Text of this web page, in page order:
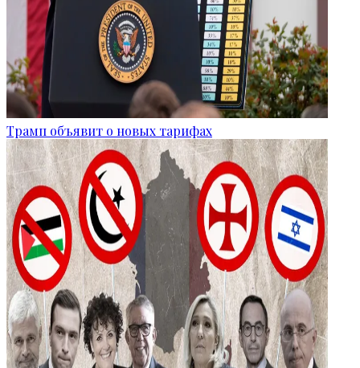
Трамп объявит о новых тарифах